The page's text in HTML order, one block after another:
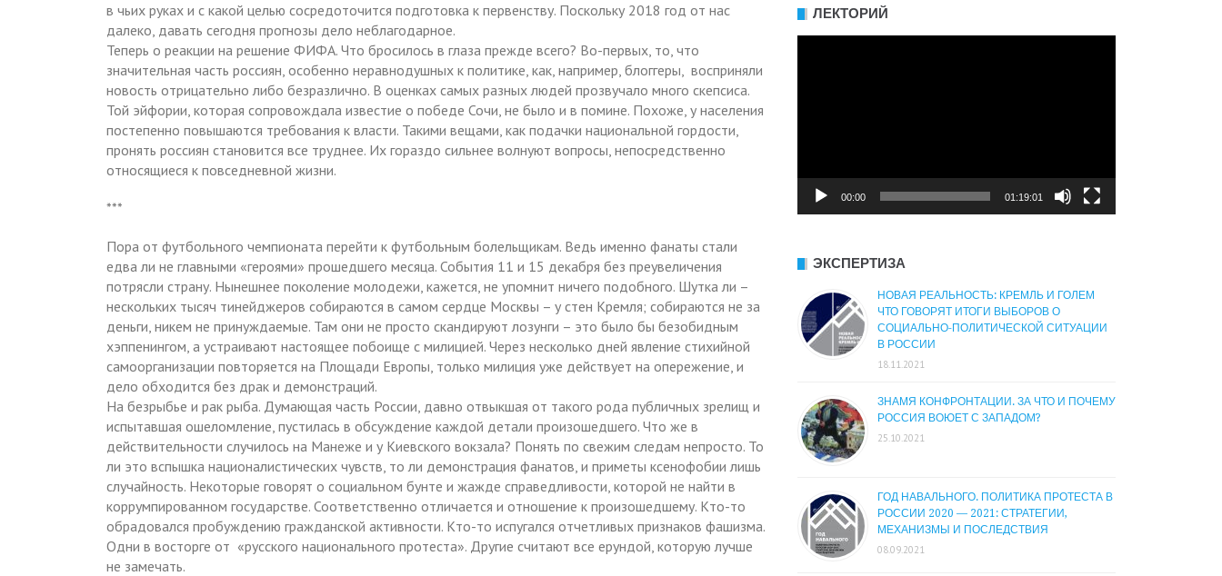
в чьих руках и с какой целью сосредоточится подготовка к первенству. Поскольку 2018 год от нас
далеко, давать сегодня прогнозы дело неблагодарное.
Теперь о реакции на решение ФИФА. Что бросилось в глаза прежде всего? Во-первых, то, что
значительная часть россиян, особенно неравнодушных к политике, как, например, блоггеры, восприняли
новость отрицательно либо безразлично. В оценках самых разных людей прозвучало много скепсиса.
Той эйфории, которая сопровождала известие о победе Сочи, не было и в помине. Похоже, у населения
постепенно повышаются требования к власти. Такими вещами, как подачки национальной гордости,
пронять россиян становится все труднее. Их гораздо сильнее волнуют вопросы, непосредственно
относящиеся к повседневной жизни.
***
Пора от футбольного чемпионата перейти к футбольным болельщикам. Ведь именно фанаты стали
едва ли не главными «героями» прошедшего месяца. События 11 и 15 декабря без преувеличения
потрясли страну. Нынешнее поколение молодежи, кажется, не упомнит ничего подобного. Шутка ли –
нескольких тысяч тинейджеров собираются в самом сердце Москвы – у стен Кремля; собираются не за
деньги, никем не принуждаемые. Там они не просто скандируют лозунги – это было бы безобидным
хэппенингом, а устраивают настоящее побоище с милицией. Через несколько дней явление стихийной
самоорганизации повторяется на Площади Европы, только милиция уже действует на опережение, и
дело обходится без драк и демонстраций.
На безрыбье и рак рыба. Думающая часть России, давно отвыкшая от такого рода публичных зрелищ и
испытавшая ошеломление, пустилась в обсуждение каждой детали произошедшего. Что же в
действительности случилось на Манеже и у Киевского вокзала? Понять по свежим следам непросто. То
ли это вспышка националистических чувств, то ли демонстрация фанатов, и приметы ксенофобии лишь
случайность. Некоторые говорят о социальном бунте и жажде справедливости, которой не найти в
коррумпированном государстве. Соответственно отличается и отношение к произошедшему. Кто-то
обрадовался пробуждению гражданской активности. Кто-то испугался отчетливых признаков фашизма.
Одни в восторге от «русского национального протеста». Другие считают все ерундой, которую лучше
не замечать.
ЛЕКТОРИЙ
00:00 01:19:01
ЭКСПЕРТИЗА
НОВАЯ РЕАЛЬНОСТЬ: КРЕМЛЬ И ГОЛЕМ
ЧТО ГОВОРЯТ ИТОГИ ВЫБОРОВ О
СОЦИАЛЬНО-ПОЛИТИЧЕСКОЙ СИТУАЦИИ
В РОССИИ
18.11.2021
ЗНАМЯ КОНФРОНТАЦИИ. ЗА ЧТО И ПОЧЕМУ
РОССИЯ ВОЮЕТ С ЗАПАДОМ?
25.10.2021
ГОД НАВАЛЬНОГО. ПОЛИТИКА ПРОТЕСТА В
РОССИИ 2020 — 2021: СТРАТЕГИИ,
МЕХАНИЗМЫ И ПОСЛЕДСТВИЯ
08.09.2021